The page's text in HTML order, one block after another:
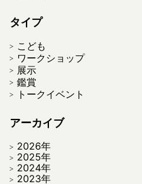
タイプ
こども
ワークショップ
展示
鑑賞
トークイベント
アーカイブ
2026年
2025年
2024年
2023年